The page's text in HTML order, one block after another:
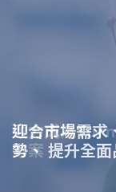
致力成為
方案
迎合市場需求
勢、 提升全
聚焦三大價值